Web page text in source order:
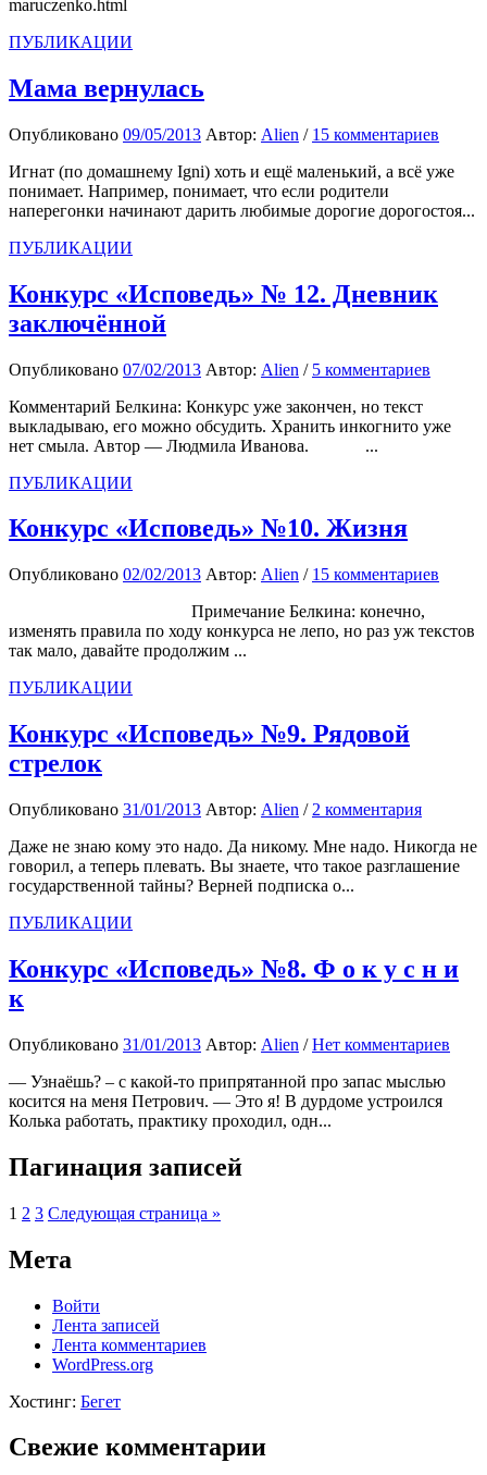
maruczenko.html
ПУБЛИКАЦИИ
Мама вернулась
Опубликовано 09/05/2013 Автор: Alien / 15 комментариев
Игнат (по домашнему Igni) хоть и ещё маленький, а всё уже
понимает. Например, понимает, что если родители
наперегонки начинают дарить любимые дорогие дорогостоя...
ПУБЛИКАЦИИ
Конкурс «Исповедь» № 12. Дневник
заключённой
Опубликовано 07/02/2013 Автор: Alien / 5 комментариев
Комментарий Белкина: Конкурс уже закончен, но текст
выкладываю, его можно обсудить. Хранить инкогнито уже
нет смыла. Автор — Людмила Иванова. ...
ПУБЛИКАЦИИ
Конкурс «Исповедь» №10. Жизня
Опубликовано 02/02/2013 Автор: Alien / 15 комментариев
Примечание Белкина: конечно,
изменять правила по ходу конкурса не лепо, но раз уж текстов
так мало, давайте продолжим ...
ПУБЛИКАЦИИ
Конкурс «Исповедь» №9. Рядовой
стрелок
Опубликовано 31/01/2013 Автор: Alien / 2 комментария
Даже не знаю кому это надо. Да никому. Мне надо. Никогда не
говорил, а теперь плевать. Вы знаете, что такое разглашение
государственной тайны? Верней подписка о...
ПУБЛИКАЦИИ
Конкурс «Исповедь» №8. Ф о к у с н и
к
Опубликовано 31/01/2013 Автор: Alien /Нет комментариев
— Узнаёшь? – с какой-то припрятанной про запас мыслью
косится на меня Петрович. — Это я! В дурдоме устроился
Колька работать, практику проходил, одн...
Пагинация записей
1 2 3 Следующая страница »
Мета
Войти
Лента записей
Лента комментариев
WordPress.org
Хостинг: Бегет
Свежие комментарии